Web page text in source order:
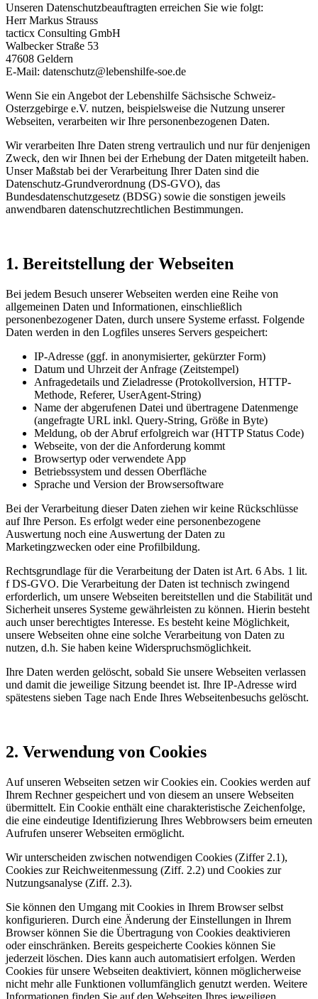
Unseren Datenschutzbeauftragten erreichen Sie wie folgt:
Herr Markus Strauss
tacticx Consulting GmbH
Walbecker Straße 53
47608 Geldern
E-Mail: datenschutz@lebenshilfe-soe.de
Wenn Sie ein Angebot der Lebenshilfe Sächsische Schweiz-
Osterzgebirge e.V. nutzen, beispielsweise die Nutzung unserer
Webseiten, verarbeiten wir Ihre personenbezogenen Daten.
Wir verarbeiten Ihre Daten streng vertraulich und nur für denjenigen
Zweck, den wir Ihnen bei der Erhebung der Daten mitgeteilt haben.
Unser Maßstab bei der Verarbeitung Ihrer Daten sind die
Datenschutz-Grundverordnung (DS-GVO), das
Bundesdatenschutzgesetz (BDSG) sowie die sonstigen jeweils
anwendbaren datenschutzrechtlichen Bestimmungen.
1. Bereitstellung der Webseiten
Bei jedem Besuch unserer Webseiten werden eine Reihe von
allgemeinen Daten und Informationen, einschließlich
personenbezogener Daten, durch unsere Systeme erfasst. Folgende
Daten werden in den Logfiles unseres Servers gespeichert:
IP-Adresse (ggf. in anonymisierter, gekürzter Form)
Datum und Uhrzeit der Anfrage (Zeitstempel)
Anfragedetails und Zieladresse (Protokollversion, HTTP-
Methode, Referer, UserAgent-String)
Name der abgerufenen Datei und übertragene Datenmenge
(angefragte URL inkl. Query-String, Größe in Byte)
Meldung, ob der Abruf erfolgreich war (HTTP Status Code)
Webseite, von der die Anforderung kommt
Browsertyp oder verwendete App
Betriebssystem und dessen Oberfläche
Sprache und Version der Browsersoftware
Bei der Verarbeitung dieser Daten ziehen wir keine Rückschlüsse
auf Ihre Person. Es erfolgt weder eine personenbezogene
Auswertung noch eine Auswertung der Daten zu
Marketingzwecken oder eine Profilbildung.
Rechtsgrundlage für die Verarbeitung der Daten ist Art. 6 Abs. 1 lit.
f DS-GVO. Die Verarbeitung der Daten ist technisch zwingend
erforderlich, um unsere Webseiten bereitstellen und die Stabilität und
Sicherheit unseres Systeme gewährleisten zu können. Hierin besteht
auch unser berechtigtes Interesse. Es besteht keine Möglichkeit,
unsere Webseiten ohne eine solche Verarbeitung von Daten zu
nutzen, d.h. Sie haben keine Widerspruchsmöglichkeit.
Ihre Daten werden gelöscht, sobald Sie unsere Webseiten verlassen
und damit die jeweilige Sitzung beendet ist. Ihre IP-Adresse wird
spätestens sieben Tage nach Ende Ihres Webseitenbesuchs gelöscht.
2. Verwendung von Cookies
Auf unseren Webseiten setzen wir Cookies ein. Cookies werden auf
Ihrem Rechner gespeichert und von diesem an unsere Webseiten
übermittelt. Ein Cookie enthält eine charakteristische Zeichenfolge,
die eine eindeutige Identifizierung Ihres Webbrowsers beim erneuten
Aufrufen unserer Webseiten ermöglicht.
Wir unterscheiden zwischen notwendigen Cookies (Ziffer 2.1),
Cookies zur Reichweitenmessung (Ziff. 2.2) und Cookies zur
Nutzungsanalyse (Ziff. 2.3).
Sie können den Umgang mit Cookies in Ihrem Browser selbst
konfigurieren. Durch eine Änderung der Einstellungen in Ihrem
Browser können Sie die Übertragung von Cookies deaktivieren
oder einschränken. Bereits gespeicherte Cookies können Sie
jederzeit löschen. Dies kann auch automatisiert erfolgen. Werden
Cookies für unsere Webseiten deaktiviert, können möglicherweise
nicht mehr alle Funktionen vollumfänglich genutzt werden. Weitere
Informationen finden Sie auf den Webseiten Ihres jeweiligen